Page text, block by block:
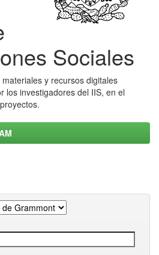
Sociales
y recursos digitales
los investigadores del IIS, en el